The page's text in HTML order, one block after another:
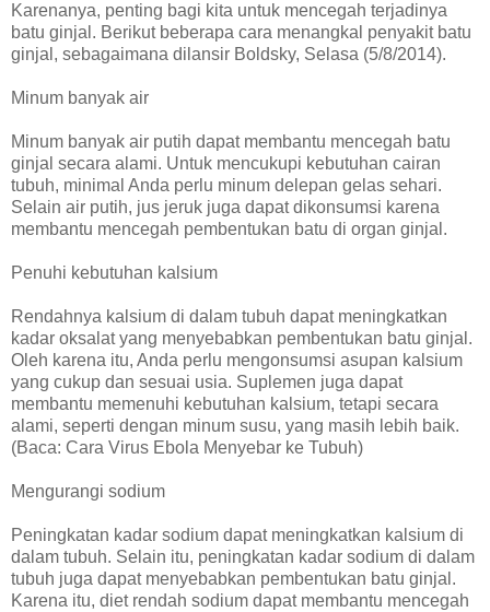
Karenanya, penting bagi kita untuk mencegah terjadinya
batu ginjal. Berikut beberapa cara menangkal penyakit batu
ginjal, sebagaimana dilansir Boldsky, Selasa (5/8/2014).
Minum banyak air
Minum banyak air putih dapat membantu mencegah batu
ginjal secara alami. Untuk mencukupi kebutuhan cairan
tubuh, minimal Anda perlu minum delepan gelas sehari.
Selain air putih, jus jeruk juga dapat dikonsumsi karena
membantu mencegah pembentukan batu di organ ginjal.
Penuhi kebutuhan kalsium
Rendahnya kalsium di dalam tubuh dapat meningkatkan
kadar oksalat yang menyebabkan pembentukan batu ginjal.
Oleh karena itu, Anda perlu mengonsumsi asupan kalsium
yang cukup dan sesuai usia. Suplemen juga dapat
membantu memenuhi kebutuhan kalsium, tetapi secara
alami, seperti dengan minum susu, yang masih lebih baik.
(Baca: Cara Virus Ebola Menyebar ke Tubuh)
Mengurangi sodium
Peningkatan kadar sodium dapat meningkatkan kalsium di
dalam tubuh. Selain itu, peningkatan kadar sodium di dalam
tubuh juga dapat menyebabkan pembentukan batu ginjal.
Karena itu, diet rendah sodium dapat membantu mencegah